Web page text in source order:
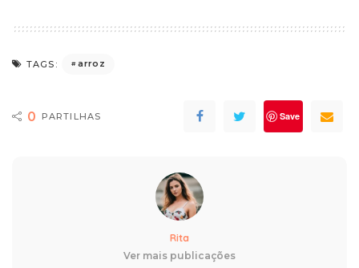
TAGS: arroz
0 PARTILHAS Save
Rita
Ver mais publicações